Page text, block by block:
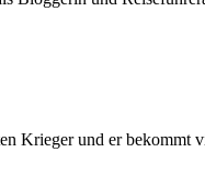
Krieger und er